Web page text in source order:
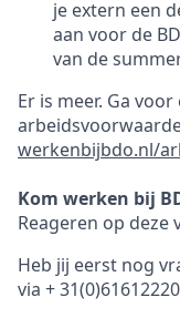
je extern een
aan voor de
van de
Er is meer. Ga
werkenbijbdo.nl/
Kom werken bij
Reageren op deze
Heb jij eerst nog
via +